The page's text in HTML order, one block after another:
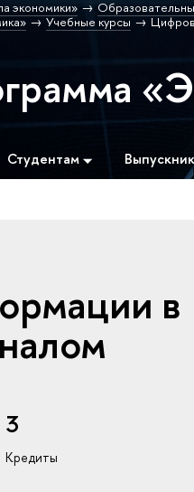
экономики»
Учебные курсы
Студентам
в
3
Кредиты